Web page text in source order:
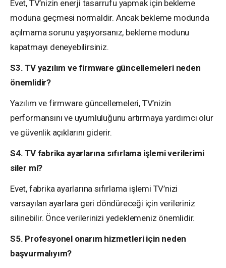
Evet, TV’nizin enerji tasarrufu yapmak için bekleme
moduna geçmesi normaldir. Ancak bekleme modunda
açılmama sorunu yaşıyorsanız, bekleme modunu
kapatmayı deneyebilirsiniz.
S3. TV yazılım ve firmware güncellemeleri neden
önemlidir?
Yazılım ve firmware güncellemeleri, TV’nizin
performansını ve uyumluluğunu artırmaya yardımcı olur
ve güvenlik açıklarını giderir.
S4. TV fabrika ayarlarına sıfırlama işlemi verilerimi
siler mi?
Evet, fabrika ayarlarına sıfırlama işlemi TV’nizi
varsayılan ayarlara geri döndüreceği için verileriniz
silinebilir. Önce verilerinizi yedeklemeniz önemlidir.
S5. Profesyonel onarım hizmetleri için neden
başvurmalıyım?